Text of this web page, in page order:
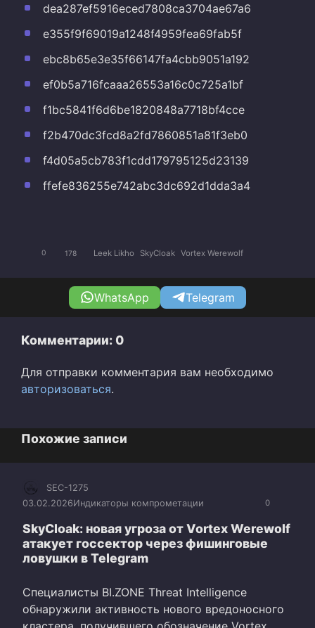
dea287ef5916eced7808ca3704ae67a6
e355f9f69019a1248f4959fea69fab5f
ebc8b65e3e35f66147fa4cbb9051a192
ef0b5a716fcaaa26553a16c0c725a1bf
f1bc5841f6d6be1820848a7718bf4cce
f2b470dc3fcd8a2fd7860851a81f3eb0
f4d05a5cb783f1cdd179795125d23139
ffefe836255e742abc3dc692d1dda3a4
0 178 Leek Likho SkyCloak Vortex Werewolf
WhatsApp Telegram
Комментарии: 0
Для отправки комментария вам необходимо
авторизоваться.
Похожие записи
0
SEC-1275
03.02.2026Индикаторы компрометации
SkyCloak: новая угроза от Vortex Werewolf
атакует госсектор через фишинговые
ловушки в Telegram
Специалисты BI.ZONE Threat Intelligence
обнаружили активность нового вредоносного